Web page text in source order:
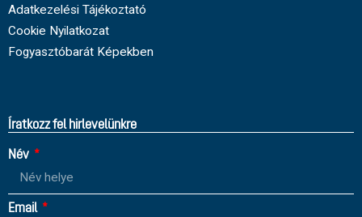
Adatkezelési Tájékoztató
Cookie Nyilatkozat
Fogyasztóbarát Képekben
Íratkozz fel hirlevelünkre
Név
Email